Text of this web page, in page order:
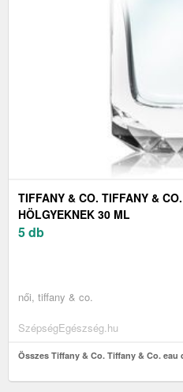
TIFFANY & CO. TIFFANY &
HÖLGYEKNEK 30 ML
5 db
női, tiffany & co.
SzépségEgészség.hu
Összes Tiffany & Co. Tiffany & Co.